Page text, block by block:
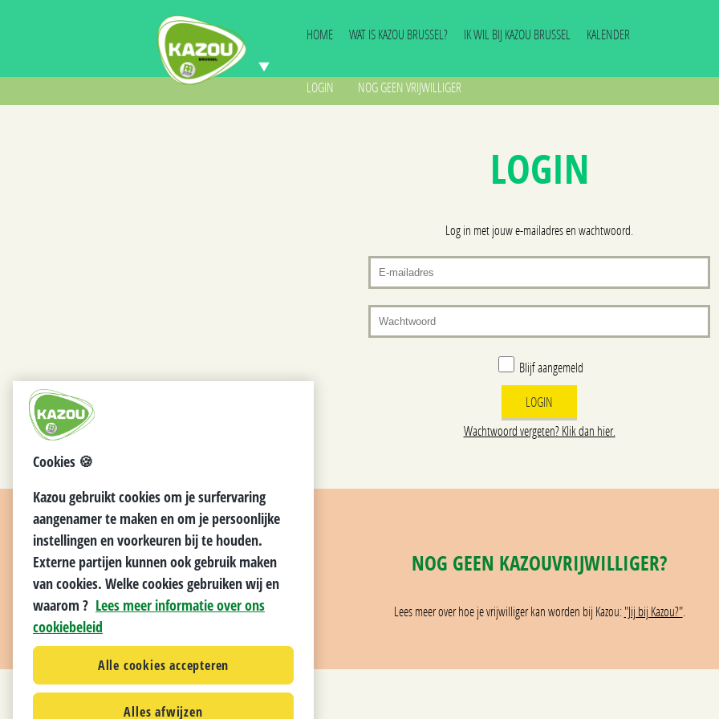
HOME WAT IS KAZOU BRUSSEL? IK WIL BIJ KAZOU BRUSSEL KALENDER
LOGIN NOG GEEN VRIJWILLIGER
LOGIN
Log in met jouw e-mailadres en wachtwoord.
Blijf aangemeld
Wachtwoord vergeten? Klik dan hier.
NOG GEEN KAZOUVRIJWILLIGER?
Lees meer over hoe je vrijwilliger kan worden bij Kazou:"Jij bij Kazou?".
Cookies 🍪
Kazou gebruikt cookies om je surfervaring
aangenamer te maken en om je persoonlijke
instellingen en voorkeuren bij te houden.
Externe partijen kunnen ook gebruik maken
van cookies. Welke cookies gebruiken wij en
waarom ? Lees meer informatie over ons
cookiebeleid
Alle cookies accepteren
Alles afwijzen